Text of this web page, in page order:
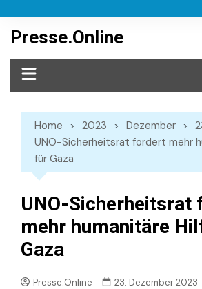
content
Presse.Online
Home 2023 Dezember
UNO-Sicherheitsrat fordert mehr
für Gaza
UNO-Sicherheitsrat
mehr humanitäre
Gaza
Presse.Online 23. Dezember 2023